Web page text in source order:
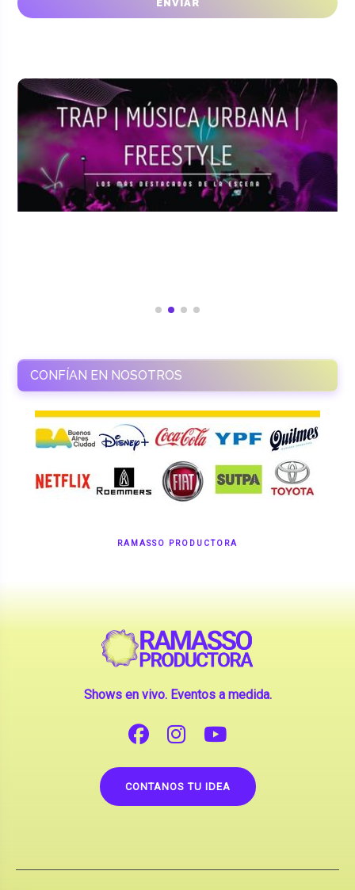
RAMASSO PRODUCTORA